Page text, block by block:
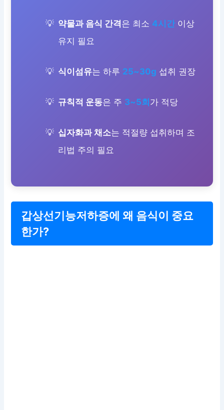
약물과 음식 간격은 최소 4시간 이상
유지 필요
식이섬유는 하루 25~30g 섭취 권장
규칙적 운동은 주 3~5회가 적당
십자화과 채소는 적절량 섭취하며 조
리법 주의 필요
갑상선기능저하증에 왜 음식이 중요
한가?